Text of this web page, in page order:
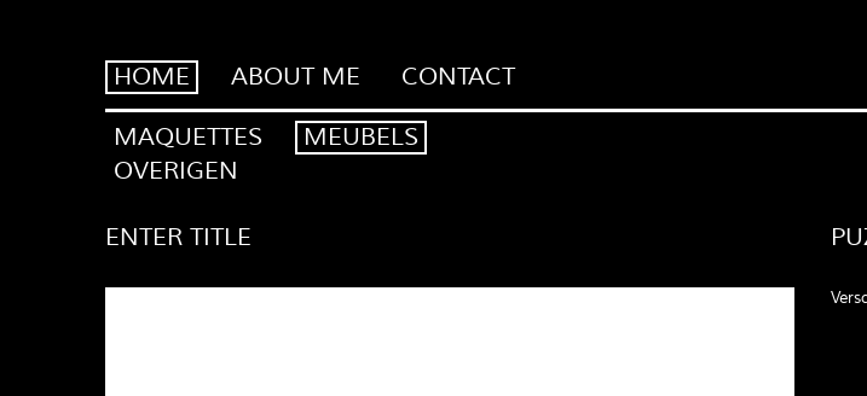
HOME
MAQUETTES
MEUBELS
OVERIGEN
ABOUT ME CONTACT
ENTER TITLE